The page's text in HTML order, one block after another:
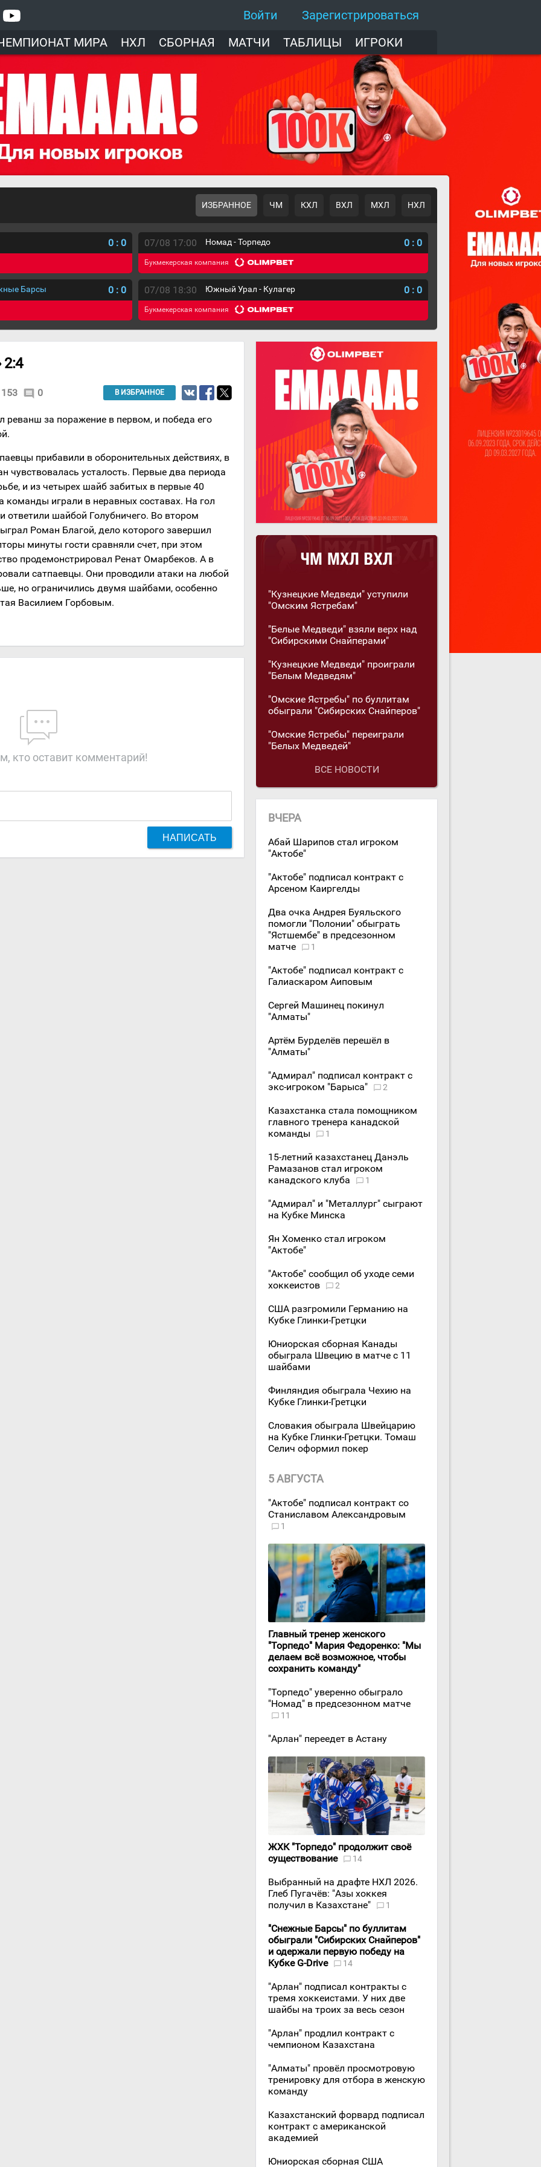
Войти
Зарегистрироваться
МИРА НХЛ СБОРНАЯ МАТЧИ ТАБЛИЦЫ ИГРОКИ
ИЗБРАННОЕ ЧМ КХЛ ВХЛ МХЛ НХЛ
0 : 0 07/08 17:00 Номад - Торпедо 0 : 0
Букмекерская компания
Барсы 0 : 0 07/08 18:30 Южный Урал - Кулагер 0 : 0
Букмекерская компания
2:4
153 comment 0 В ИЗБРАННОЕ
реванш за поражение в первом, и победа его
прибавили в оборонительных действиях, в
чувствовалась усталость. Первые два периода
и из четырех шайб забитых в первые 40
команды играли в неравных составах. На гол
ответили шайбой Голубничего. Во втором
Роман Благой, дело которого завершил
минуты гости сравняли счет, при этом
продемонстрировал Ренат Омарбеков. А в
сатпаевцы. Они проводили атаки на любой
но ограничились двумя шайбами, особенно
Василием Горбовым.
кто оставит комментарий!
НАПИСАТЬ
"Кузнецкие Медведи" уступили
"Омским Ястребам"
"Белые Медведи" взяли верх над
"Сибирскими Снайперами"
"Кузнецкие Медведи" проиграли
"Белым Медведям"
"Омские Ястребы" по буллитам
обыграли "Сибирских Снайперов"
"Омские Ястребы" переиграли
"Белых Медведей"
ВСЕ НОВОСТИ
ВЧЕРА
Абай Шарипов стал игроком
"Актобе"
"Актобе" подписал контракт с
Арсеном Каиргелды
Два очка Андрея Буяльского
помогли "Полонии" обыграть
"Ястшембе" в предсезонном
матче
1
"Актобе" подписал контракт с
Галиаскаром Аиповым
Сергей Машинец покинул
"Алматы"
Артём Бурделёв перешёл в
"Алматы"
"Адмирал" подписал контракт с
экс-игроком "Барыса"
2
Казахстанка стала помощником
главного тренера канадской
команды
1
15-летний казахстанец Данэль
Рамазанов стал игроком
канадского клуба
1
"Адмирал" и "Металлург" сыграют
на Кубке Минска
Ян Хоменко стал игроком
"Актобе"
"Актобе" сообщил об уходе семи
хоккеистов
2
США разгромили Германию на
Кубке Глинки-Гретцки
Юниорская сборная Канады
обыграла Швецию в матче с 11
шайбами
Финляндия обыграла Чехию на
Кубке Глинки-Гретцки
Словакия обыграла Швейцарию
на Кубке Глинки-Гретцки. Томаш
Селич оформил покер
5 АВГУСТА
"Актобе" подписал контракт со
Станиславом Александровым
1
Главный тренер женского
"Торпедо" Мария Федоренко: "Мы
делаем всё возможное, чтобы
сохранить команду"
"Торпедо" уверенно обыграло
"Номад" в предсезонном матче
11
"Арлан" переедет в Астану
ЖХК "Торпедо" продолжит своё
существование
14
Выбранный на драфте НХЛ 2026.
Глеб Пугачёв: "Азы хоккея
получил в Казахстане"
1
"Снежные Барсы" по буллитам
обыграли "Сибирских Снайперов"
и одержали первую победу на
Кубке G-Drive
14
"Арлан" подписал контракты с
тремя хоккеистами. У них две
шайбы на троих за весь сезон
"Арлан" продлил контракт с
чемпионом Казахстана
"Алматы" провёл просмотровую
тренировку для отбора в женскую
команду
Казахстанский форвард подписал
контракт с американской
академией
Юниорская сборная США